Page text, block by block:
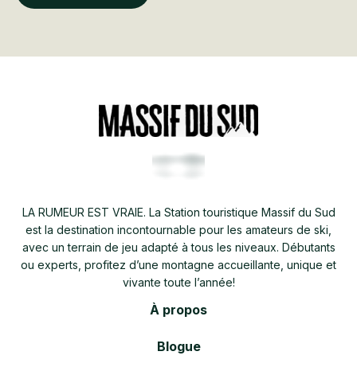
LA RUMEUR EST VRAIE. La Station touristique Massif du Sud
est la destination incontournable pour les amateurs de ski,
avec un terrain de jeu adapté à tous les niveaux. Débutants
ou experts, profitez d’une montagne accueillante, unique et
vivante toute l’année!
À propos
Blogue